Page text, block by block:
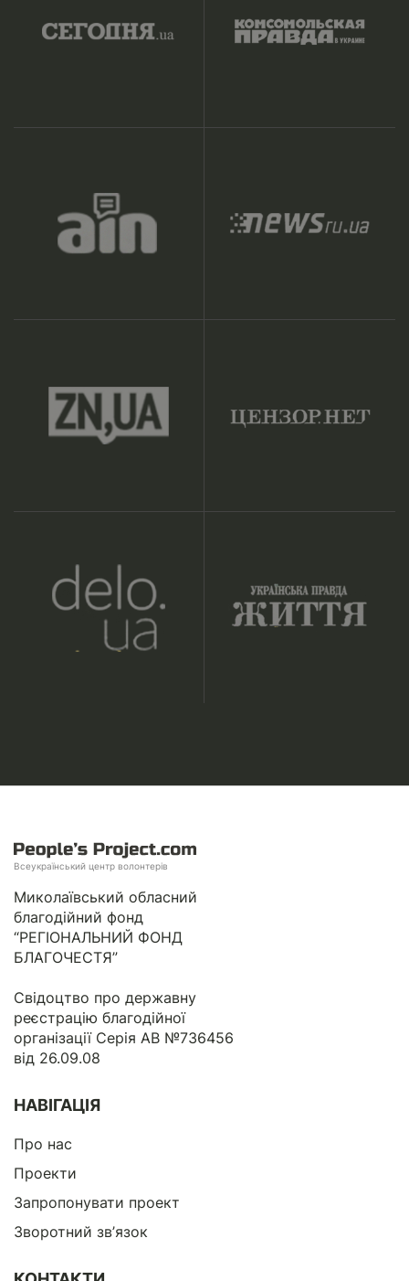
Всеукраїнський центр волонтерів
Миколаївський обласний
благодійний фонд
“РЕГІОНАЛЬНИЙ ФОНД
БЛАГОЧЕСТЯ”
Свідоцтво про державну
реєстрацію благодійної
організації Серія АВ №736456
від 26.09.08
НАВІГАЦІЯ
Про нас
Проекти
Запропонувати проект
Зворотний зв’язок